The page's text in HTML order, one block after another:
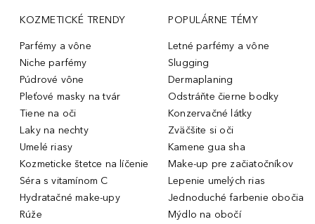
KOZMETICKÉ TRENDY
Parfémy a vône
Niche parfémy
Púdrové vône
Pleťové masky na tvár
Tiene na oči
Laky na nechty
Umelé riasy
Kozmeticke štetce na líčenie
Séra s vitamínom C
Hydratačné make-upy
Rúže
POPULÁRNE TÉMY
Letné parfémy a vône
Slugging
Dermaplaning
Odstráňte čierne bodky
Konzervačné látky
Zväčšite si oči
Kamene gua sha
Make-up pre začiatočníkov
Lepenie umelých rias
Jednoduché farbenie obočia
Mýdlo na obočí